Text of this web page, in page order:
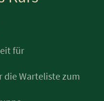
für
Warteliste zum